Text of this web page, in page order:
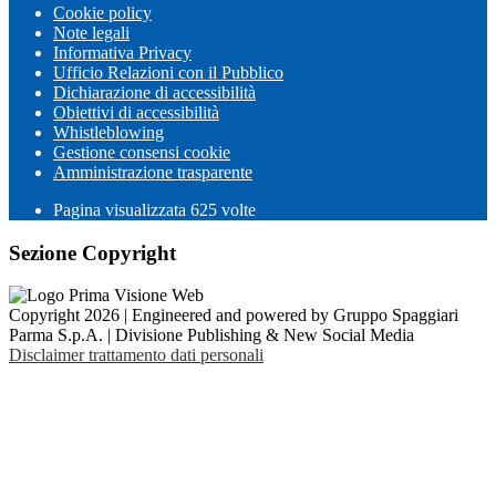
Cookie policy
Note legali
Informativa Privacy
Ufficio Relazioni con il Pubblico
Dichiarazione di accessibilità
Obiettivi di accessibilità
Whistleblowing
Gestione consensi cookie
Amministrazione trasparente
Pagina visualizzata 625 volte
Sezione Copyright
Copyright 2026 | Engineered and powered by Gruppo Spaggiari
Parma S.p.A. | Divisione Publishing & New Social Media
Disclaimer trattamento dati personali